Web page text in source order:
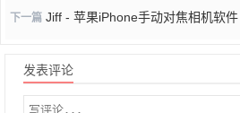
下一篇 Jiff - 苹果iPhone手动对焦相机软件
发表评论